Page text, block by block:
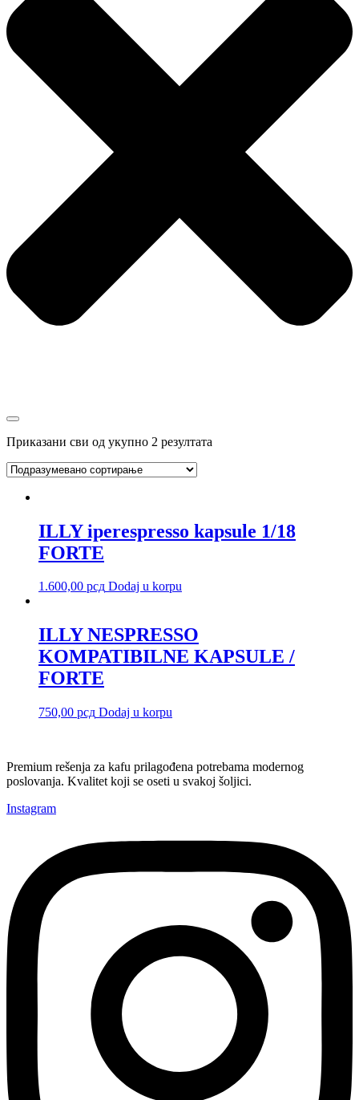
Приказани сви од укупно 2 резултата
ILLY iperespresso kapsule 1/18
FORTE
1.600,00 рсд Dodaj u korpu
ILLY NESPRESSO
KOMPATIBILNE KAPSULE /
FORTE
750,00 рсд Dodaj u korpu
Premium rešenja za kafu prilagođena potrebama modernog
poslovanja. Kvalitet koji se oseti u svakoj šoljici.
Instagram